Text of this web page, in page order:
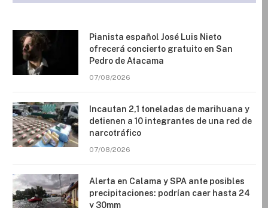
Pianista español José Luis Nieto
ofrecerá concierto gratuito en San
Pedro de Atacama
07/08/2026
Incautan 2,1 toneladas de marihuana y
detienen a 10 integrantes de una red de
narcotráfico
07/08/2026
Alerta en Calama y SPA ante posibles
precipitaciones: podrían caer hasta 24
y 30mm